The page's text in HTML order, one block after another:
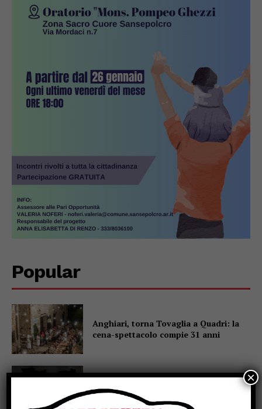
Popular
Anghiari, torna Tovaglia a Quadri: la
cena-spettacolo compie 31 anni
casa grazie alle telecamere: arrestato
×